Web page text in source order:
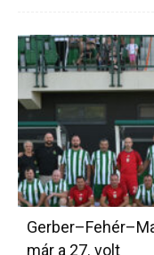
már a 27. volt